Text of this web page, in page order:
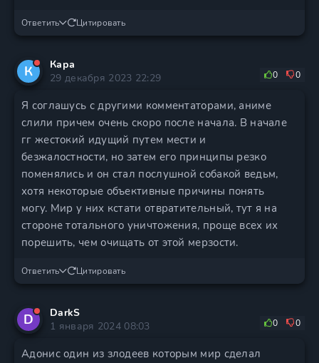
Ответить Цитировать
К
Кара
29 декабря 2023 22:29
0 0
Я соглашусь с другими комментаторами, аниме
слили причем очень скоро после начала. В начале
гг жестокий идущий путем мести и
безжалостности, но затем его принципы резко
поменялись и он стал послушной собакой ведьм,
хотя некоторые объективные причины понять
могу. Мир у них кстати отвратительный, тут я на
стороне тотального уничтожения, проще всех их
порешить, чем очищать от этой мерзости.
Ответить Цитировать
D
DarkS
1 января 2024 08:03
0 0
Адонис один из злодеев которым мир сделал